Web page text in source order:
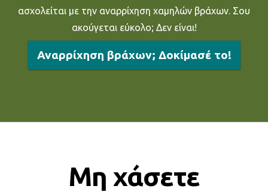
ασχολείται με την αναρρίχηση χαμηλών βράχων. Σου
ακούγεται εύκολο; Δεν είναι!
Αναρρίχηση βράχων; Δοκίμασέ το!
Μη χάσετε